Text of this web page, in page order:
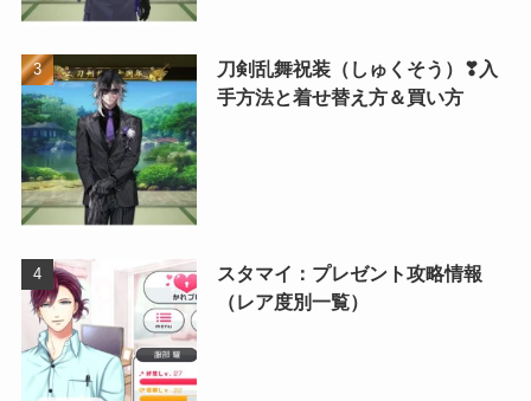
刀剣乱舞祝装（しゅくそう）❣入
手方法と着せ替え方＆買い方
スタマイ：プレゼント攻略情報
（レア度別一覧）